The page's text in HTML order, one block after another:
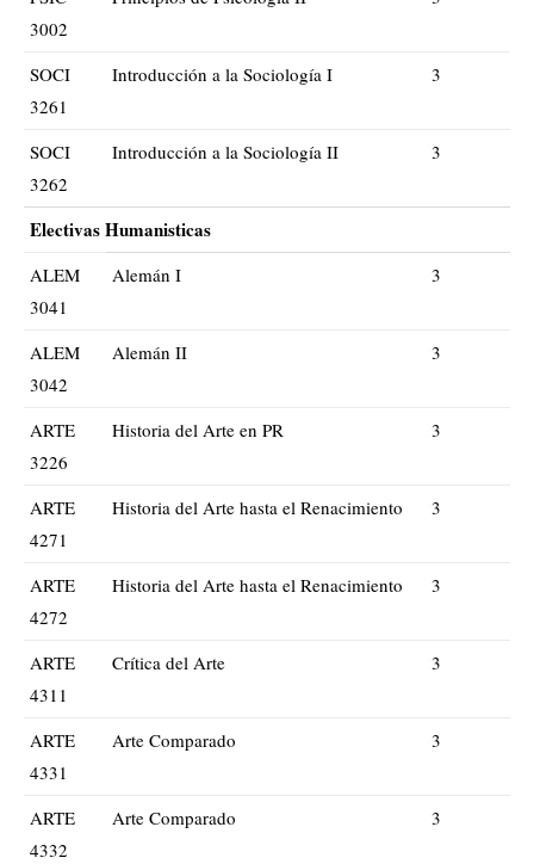
3002
SOCI
3261
Introducción a la Sociología I 3
SOCI
3262
Introducción a la Sociología II 3
Electivas Humanisticas
ALEM
3041
Alemán I 3
ALEM
3042
Alemán II 3
ARTE
3226
Historia del Arte en PR 3
ARTE
4271
Historia del Arte hasta el Renacimiento 3
ARTE
4272
Historia del Arte hasta el Renacimiento 3
ARTE
4311
Crítica del Arte 3
ARTE
4331
Arte Comparado 3
ARTE
4332
Arte Comparado 3